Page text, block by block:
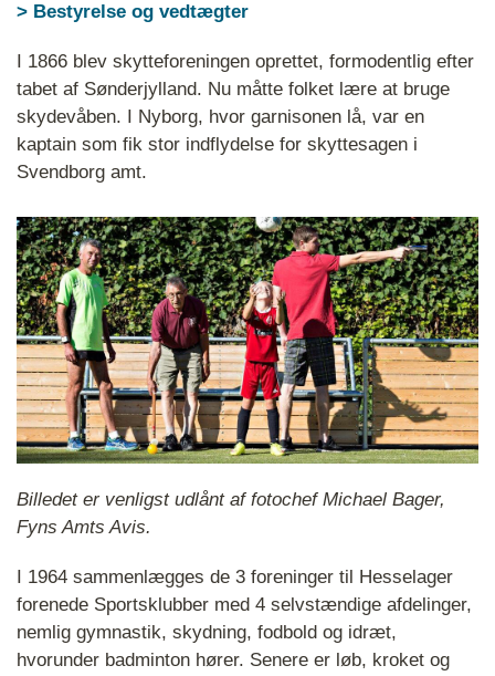
> Bestyrelse og vedtægter
I 1866 blev skytteforeningen oprettet, formodentlig efter
tabet af Sønderjylland. Nu måtte folket lære at bruge
skydevåben. I Nyborg, hvor garnisonen lå, var en
kaptain som fik stor indflydelse for skyttesagen i
Svendborg amt.
Billedet er venligst udlånt af fotochef Michael Bager,
Fyns Amts Avis.
I 1964 sammenlægges de 3 foreninger til Hesselager
forenede Sportsklubber med 4 selvstændige afdelinger,
nemlig gymnastik, skydning, fodbold og idræt,
hvorunder badminton hører. Senere er løb, kroket og